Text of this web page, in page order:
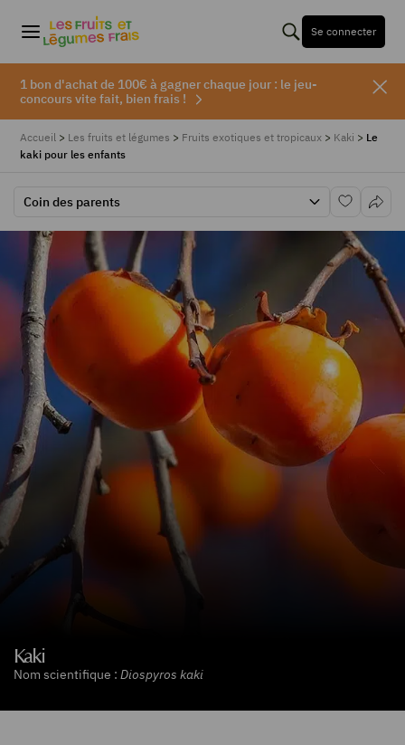
Se connecter
1 bon d'achat de 100€ à gagner chaque jour : le jeu-
concours vite fait, bien frais !
Accueil > Les fruits et légumes > Fruits exotiques et tropicaux > Kaki > Le
kaki pour les enfants
Coin des parents
Kaki
Nom scientifique : Diospyros kaki